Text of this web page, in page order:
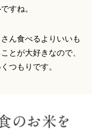
すね。
ん食べるよりいいも
とが大好きなので、
つもりです。